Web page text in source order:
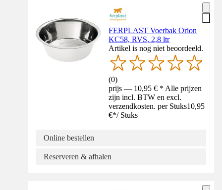
FERPLAST Voerbak Orion
KC58, RVS, 2,8 ltr
Artikel is nog niet beoordeeld.
(0)
prijs — 10,95 € * Alle prijzen
zijn incl. BTW en excl.
verzendkosten. per Stuks10,95
€*/ Stuks
Online bestellen
Reserveren & afhalen